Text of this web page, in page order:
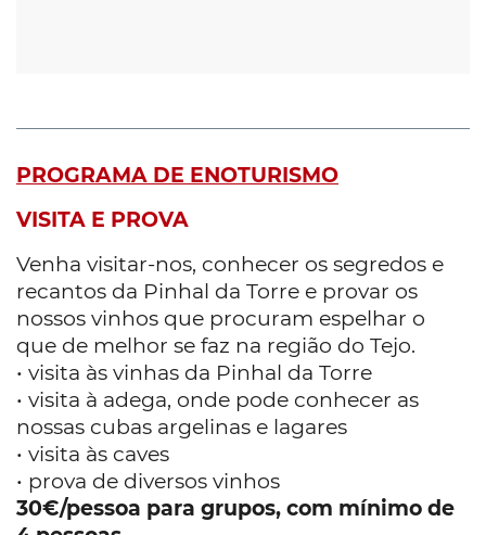
PROGRAMA DE ENOTURISMO
VISITA E PROVA
Venha visitar-nos, conhecer os segredos e
recantos da Pinhal da Torre e provar os
nossos vinhos que procuram espelhar o
que de melhor se faz na região do Tejo.
• visita às vinhas da Pinhal da Torre
• visita à adega, onde pode conhecer as
nossas cubas argelinas e lagares
• visita às caves
• prova de diversos vinhos
30€/pessoa para grupos, com mínimo de